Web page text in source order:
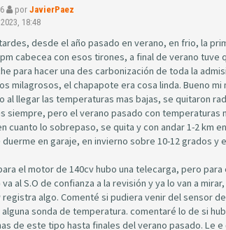
por JavierPaez
18:48
desde el año pasado en verano, en frio, la
cabecea con esos tirones, a final de verano tuve
para hacer una des carbonización de toda la
milagrosos, el chapapote era cosa linda. Bueno
al llegar las temperaturas mas bajas, se quitaron
siempre, pero el verano pasado con temperaturas
cuanto lo sobrepaso, se quita y con andar 1-2 km
duerme en garaje, en invierno sobre 10-12 grados y
el motor de 140cv hubo una telecarga, pero
va al S.O de confianza a la revisión y ya lo van a
algo. Comenté si pudiera venir del sensor
sonda de temperatura. comentaré lo de si
de este tipo hasta finales del verano pasado. Le